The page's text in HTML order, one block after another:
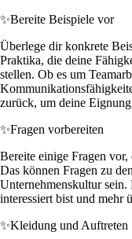
✨Bereite Beispiele vor
Überlege dir konkrete
Praktika, die deine
stellen. Ob es um
zurück, um deine
✨Fragen vorbereiten
Bereite einige Fragen
Das können Fragen zu
Unternehmenskultur sein.
interessiert bist und mehr
✨Kleidung und Auftreten